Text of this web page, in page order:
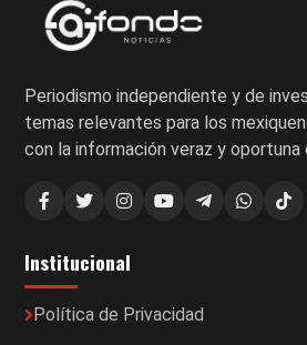
Periodismo independiente y de
temas relevantes para los
con la información veraz y oportuna
Institucional
Política de Privacidad